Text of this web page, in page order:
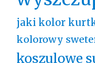
jaki kolor
kolorowy
koszulowe